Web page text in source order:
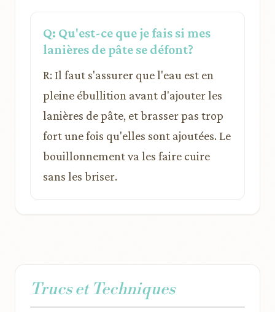
Q: Qu'est-ce que je fais si mes
lanières de pâte se défont?
R: Il faut s'assurer que l'eau est en
pleine ébullition avant d'ajouter les
lanières de pâte, et brasser pas trop
fort une fois qu'elles sont ajoutées. Le
bouillonnement va les faire cuire
sans les briser.
Trucs et Techniques